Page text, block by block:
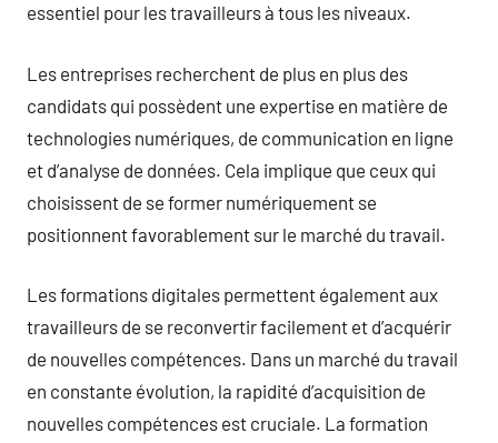
essentiel pour les travailleurs à tous les niveaux.
Les entreprises recherchent de plus en plus des
candidats qui possèdent une expertise en matière de
technologies numériques, de communication en ligne
et d’analyse de données. Cela implique que ceux qui
choisissent de se former numériquement se
positionnent favorablement sur le marché du travail.
Les formations digitales permettent également aux
travailleurs de se reconvertir facilement et d’acquérir
de nouvelles compétences. Dans un marché du travail
en constante évolution, la rapidité d’acquisition de
nouvelles compétences est cruciale. La formation